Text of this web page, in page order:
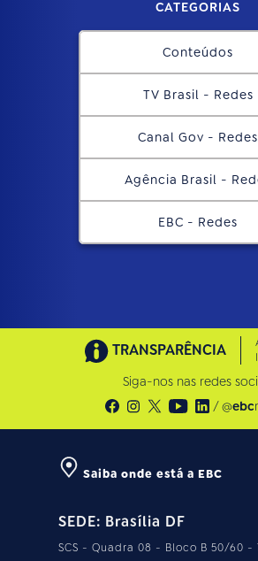
CATEGORIAS
Conteúdos
TV Brasil - Redes
Canal Gov - Redes
Agência Brasil -
EBC - Redes
TRANSPARÊNCIA
Siga-nos nas redes
/ @ebc
Saiba onde está a EBC
SEDE: Brasília DF
SCS - Quadra 08 - Bloco B 50/60 -